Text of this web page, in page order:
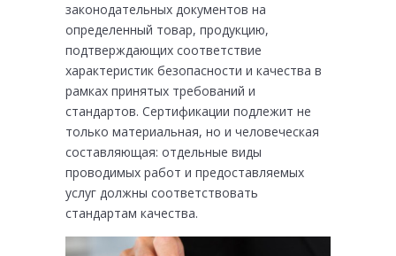
законодательных документов на
определенный товар, продукцию,
подтверждающих соответствие
характеристик безопасности и качества в
рамках принятых требований и
стандартов. Сертификации подлежит не
только материальная, но и человеческая
составляющая: отдельные виды
проводимых работ и предоставляемых
услуг должны соответствовать
стандартам качества.